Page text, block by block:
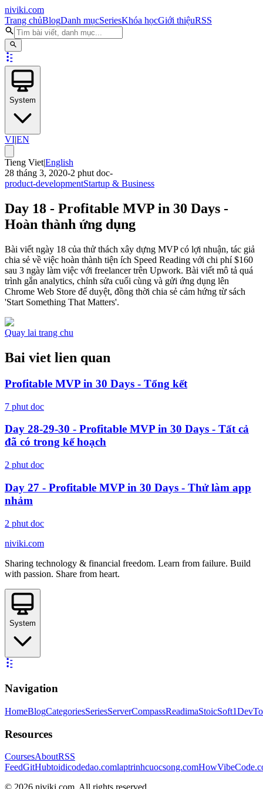
niviki.com
Trang chủBlogDanh mụcSeriesKhóa họcGiới thiệuRSS
System
VI|EN
Tieng Viet|English
28 tháng 3, 2020-2 phut doc-
product-developmentStartup & Business
Day 18 - Profitable MVP in 30 Days -
Hoàn thành ứng dụng
Bài viết ngày 18 của thử thách xây dựng MVP có lợi nhuận, tác giả
chia sẻ về việc hoàn thành tiện ích Speed Reading với chi phí $160
sau 3 ngày làm việc với freelancer trên Upwork. Bài viết mô tả quá
trình gắn analytics, chỉnh sửa cuối cùng và gửi ứng dụng lên
Chrome Web Store để duyệt, đồng thời chia sẻ cảm hứng từ sách
'Start Something That Matters'.
Quay lai trang chu
Bai viet lien quan
Profitable MVP in 30 Days - Tổng kết
7 phut doc
Day 28-29-30 - Profitable MVP in 30 Days - Tất cả
đã có trong kế hoạch
2 phut doc
Day 27 - Profitable MVP in 30 Days - Thử làm app
nhảm
2 phut doc
niviki.com
Sharing technology & financial freedom. Learn from failure. Build
with passion. Share from heart.
System
Navigation
HomeBlogCategoriesSeriesServerCompassReadimaStoicSoft
Resources
CoursesAboutRSS
FeedGitHubtoidicodedao.comlaptrinhcuocsong.com